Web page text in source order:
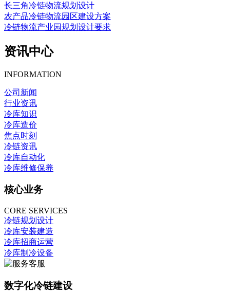
长三角冷链物流规划设计
农产品冷链物流园区建设方案
冷链物流产业园规划设计要求
资讯中心
INFORMATION
公司新闻
行业资讯
冷库知识
冷库造价
焦点时刻
冷链资讯
冷库自动化
冷库维修保养
核心业务
CORE SERVICES
冷链规划设计
冷库安装建造
冷库招商运营
冷库制冷设备
数字化冷链建设